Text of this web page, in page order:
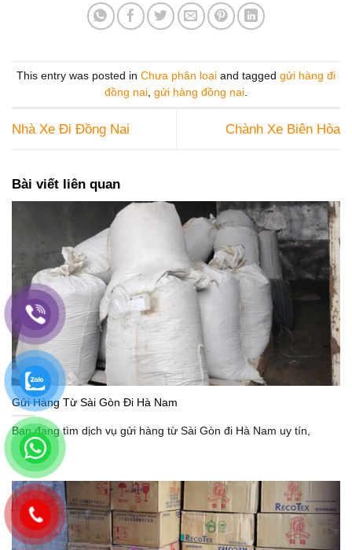
This entry was posted in Chưa phân loại and tagged gửi hàng đi
đồng nai gửi hàng đồng nai
Nhà Xe Đi Đồng Nai Chành Xe Biên Hòa
Bài viết liên quan
Gửi Hàng Từ Sài Gòn Đi Hà Nam
Bạn đang tìm dịch vụ gửi hàng từ Sài Gòn đi Hà Nam uy tín,